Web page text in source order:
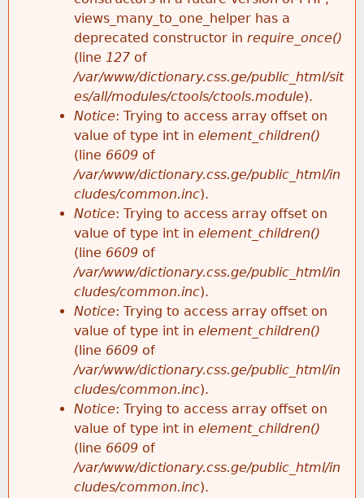
views_many_to_one_helper has a
deprecated constructor in require_once()
(line 127 of
/var/www/dictionary.css.ge/public_html/sit
es/all/modules/ctools/ctools.module).
Notice: Trying to access array offset on
value of type int in element_children()
(line 6609 of
/var/www/dictionary.css.ge/public_html/in
cludes/common.inc).
Notice: Trying to access array offset on
value of type int in element_children()
(line 6609 of
/var/www/dictionary.css.ge/public_html/in
cludes/common.inc).
Notice: Trying to access array offset on
value of type int in element_children()
(line 6609 of
/var/www/dictionary.css.ge/public_html/in
cludes/common.inc).
Notice: Trying to access array offset on
value of type int in element_children()
(line 6609 of
/var/www/dictionary.css.ge/public_html/in
cludes/common.inc).